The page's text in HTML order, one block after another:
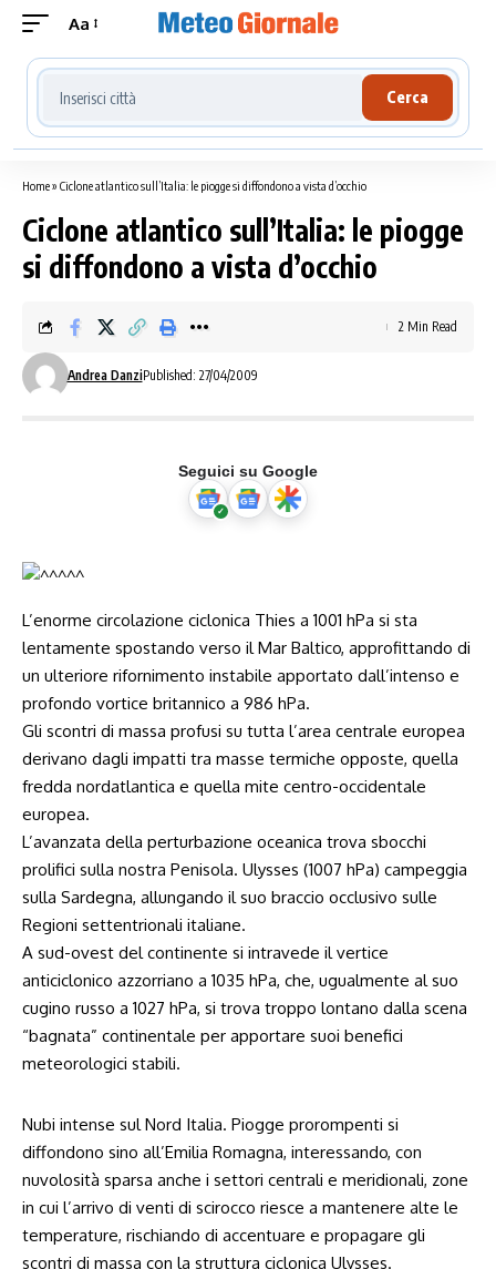
Aa
Cerca località meteo
Cerca
Home» Ciclone atlantico sull’Italia: le piogge si diffondono a vista d’occhio
Ciclone atlantico sull’Italia: le piogge
si diffondono a vista d’occhio
Andrea DanziPublished: 27/04/2009
2 Min Read
Seguici su Google
L’enorme circolazione ciclonica Thies a 1001 hPa si sta
lentamente spostando verso il Mar Baltico, approfittando di
un ulteriore rifornimento instabile apportato dall’intenso e
profondo vortice britannico a 986 hPa.
Gli scontri di massa profusi su tutta l’area centrale europea
derivano dagli impatti tra masse termiche opposte, quella
fredda nordatlantica e quella mite centro-occidentale
europea.
L’avanzata della perturbazione oceanica trova sbocchi
prolifici sulla nostra Penisola. Ulysses (1007 hPa) campeggia
sulla Sardegna, allungando il suo braccio occlusivo sulle
Regioni settentrionali italiane.
A sud-ovest del continente si intravede il vertice
anticiclonico azzorriano a 1035 hPa, che, ugualmente al suo
cugino russo a 1027 hPa, si trova troppo lontano dalla scena
“bagnata” continentale per apportare suoi benefici
meteorologici stabili.
Nubi intense sul Nord Italia. Piogge prorompenti si
diffondono sino all’Emilia Romagna, interessando, con
nuvolosità sparsa anche i settori centrali e meridionali, zone
in cui l’arrivo di venti di scirocco riesce a mantenere alte le
temperature, rischiando di accentuare e propagare gli
scontri di massa con la struttura ciclonica Ulysses.